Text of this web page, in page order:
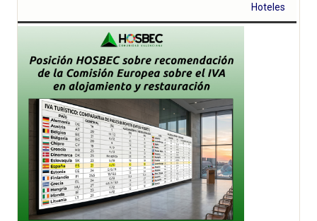
Hoteles